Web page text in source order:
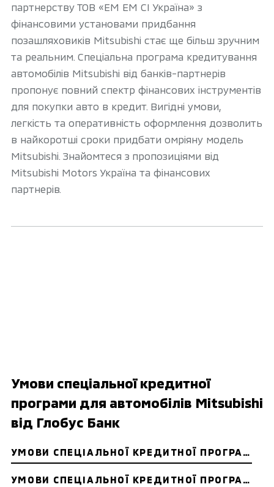
партнерству ТОВ «ЕМ ЕМ СІ Україна» з
фінансовими установами придбання
позашляховиків Mitsubishi стає ще більш зручним
та реальним. Спеціальна програма кредитування
автомобілів Mitsubishi від банків-партнерів
пропонує повний спектр фінансових інструментів
для покупки авто в кредит. Вигідні умови,
легкість та оперативність оформлення дозволить
в найкоротші сроки придбати омріяну модель
Mitsubishi. Знайомтеся з пропозиціями від
Mitsubishi Motors Україна та фінансових
партнерів.
Умови спеціальної кредитної
програми для автомобілів Mitsubishi
від Глобус Банк
УМОВИ СПЕЦІАЛЬНОЇ КРЕДИТНОЇ ПРОГРАМИ ДЛЯ ФІЗИЧНИХ ОСІБ
УМОВИ СПЕЦІАЛЬНОЇ КРЕДИТНОЇ ПРОГРАМИ ДЛЯ ЮРИДИЧНИХ ОСІБ ТА ФОП